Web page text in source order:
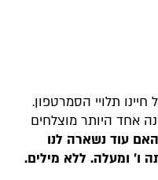
תלויי הסמרטפון.
אחד היותר מוצלחים
עוד נשארה לנו
ו' ומעלה. ללא מילים.